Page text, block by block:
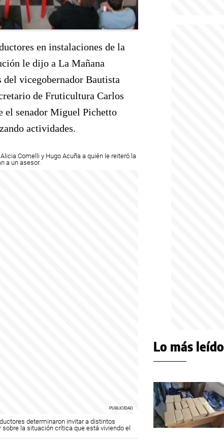
en instalaciones de la
le dijo a La Mañana
vicegobernador Bautista
de Fruticultura Carlos
el senador Miguel Pichetto
actividades.
Comelli y Hugo Acuña a quién le reiteró la
a un asesor.
determinaron invitar a distintos
la situación crítica que está viviendo el
Lo más leído